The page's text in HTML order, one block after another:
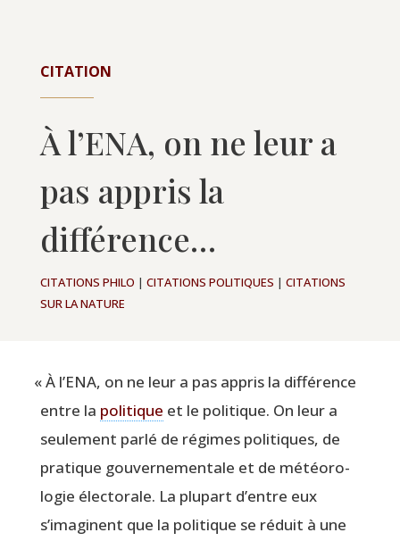
CITATION
À l’ENA, on ne leur a
pas appris la
différence…
CITATIONS PHILO | CITATIONS POLITIQUES | CITATIONS
SUR LA NATURE
«À l’ENA, on ne leur a pas appris la dif­fé­rence
entre la poli­tique et le poli­tique. On leur a
seule­ment par­lé de régimes poli­tiques, de
pra­tique gou­ver­ne­men­tale et de météo­ro­
lo­gie élec­to­rale. La plu­part d’entre eux
s’imaginent que la poli­tique se réduit à une